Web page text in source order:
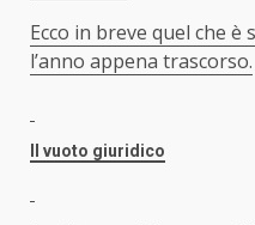
Ecco in breve quel che
l’anno appena trascorso.
Il vuoto giuridico